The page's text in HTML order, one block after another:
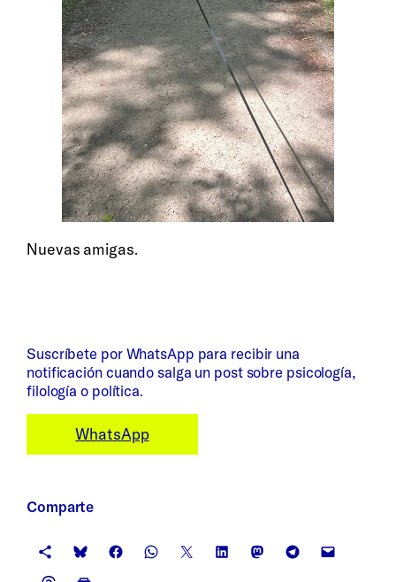
Nuevas amigas.
Suscríbete por WhatsApp para recibir una
notificación cuando salga un post sobre psicología,
filología o política.
WhatsApp
Comparte